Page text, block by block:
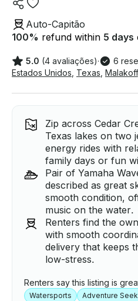
Auto-Capitão
100% refund within 5 days
5.0 (4 avaliações)· 6
Estados Unidos Texas Malakoff
Zip across Cedar
Texas lakes on two
energy rides with
family days or fun
Pair of Yamaha
described as great
smooth condition,
music on the water.
Renters find the
with smooth
delivery that keeps
low-stress.
Renters say this listing is
Watersports Adventure